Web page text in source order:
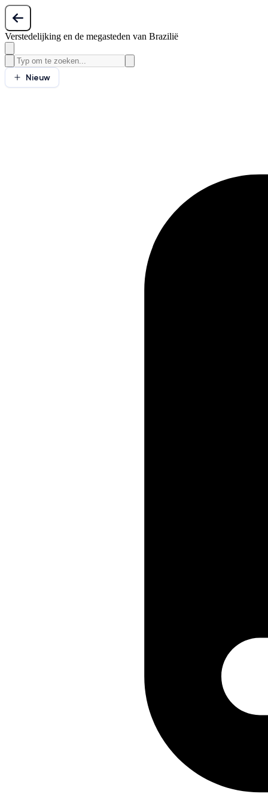
Verstedelijking en de megasteden van Brazilië
Nieuw